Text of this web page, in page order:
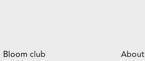
Bloom club About